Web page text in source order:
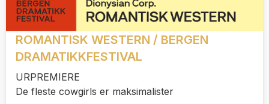
ROMANTISK WESTERN / BERGEN
DRAMATIKKFESTIVAL
URPREMIERE
De fleste cowgirls er maksimalister